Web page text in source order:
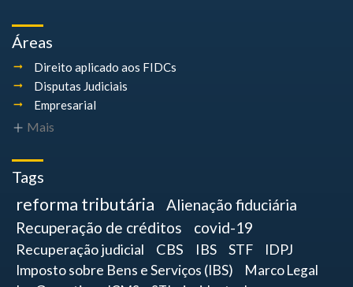
Áreas
Direito aplicado aos FIDCs
Disputas Judiciais
Empresarial
Mais
Tags
reforma tributária
Alienação fiduciária
Recuperação de créditos
covid-19
Recuperação judicial CBS IBS STF
IDPJ
Imposto sobre Bens e Serviços (IBS)
Marco Legal